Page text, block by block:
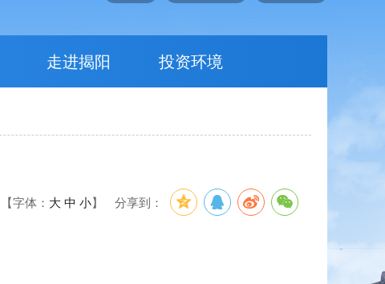
走进揭阳 投资环境
【字体： 大 中 小】 分享到：